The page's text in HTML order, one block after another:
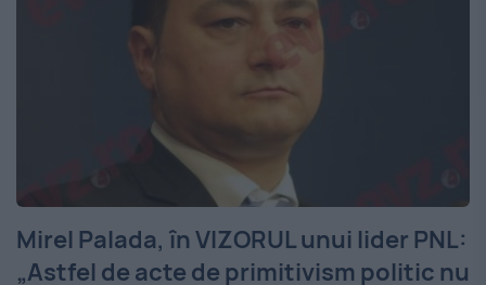
Mirel Palada, în VIZORUL unui lider PNL:
„Astfel de acte de primitivism politic nu